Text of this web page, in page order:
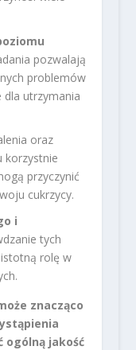
pozwalają
problemów
utrzymania
oraz
korzystnie
przyczynić
cukrzycy.
i
tych
rolę w
znacząco
ogólną jakość